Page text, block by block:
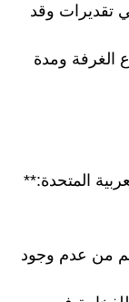
تقديرات وقد
الغرفة ومدة
من عدم وجود